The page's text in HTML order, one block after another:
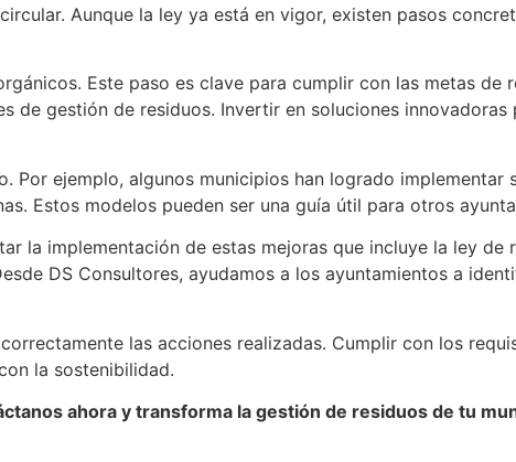
Aunque la ley ya está en vigor, existen pasos
Este paso es clave para cumplir con las metas de
gestión de residuos. Invertir en soluciones
ejemplo, algunos municipios han logrado implementar
Estos modelos pueden ser una guía útil para otros
la implementación de estas mejoras que incluye la ley de
DS Consultores, ayudamos a los ayuntamientos a
las acciones realizadas. Cumplir con los
la sostenibilidad.
ahora y transforma la gestión de residuos de tu